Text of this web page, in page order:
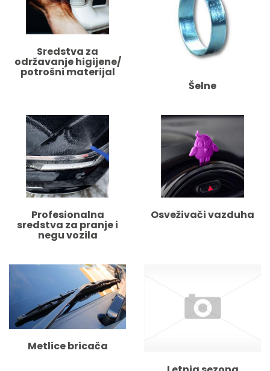
Sredstva za
održavanje higijene/
potrošni materijal
Šelne
Profesionalna
sredstva za pranje i
negu vozila
Osveživači vazduha
Metlice bricača